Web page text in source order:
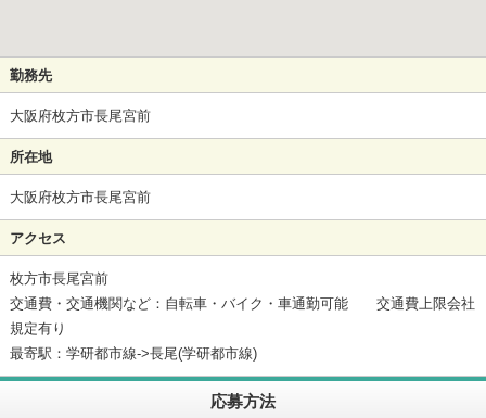
勤務先
大阪府枚方市長尾宮前
所在地
大阪府枚方市長尾宮前
アクセス
枚方市長尾宮前
交通費・交通機関など：自転車・バイク・車通勤可能 交通費上限会社
規定有り
最寄駅：学研都市線->長尾(学研都市線)
応募方法